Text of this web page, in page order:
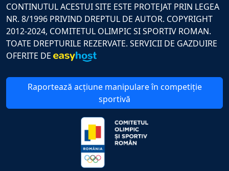
CONTINUTUL ACESTUI SITE ESTE PROTEJAT PRIN LEGEA
NR. 8/1996 PRIVIND DREPTUL DE AUTOR. COPYRIGHT
2012-2024, COMITETUL OLIMPIC SI SPORTIV ROMAN.
TOATE DREPTURILE REZERVATE. SERVICII DE GAZDUIRE
OFERITE DE
Raportează acțiune manipulare în competiție
sportivă